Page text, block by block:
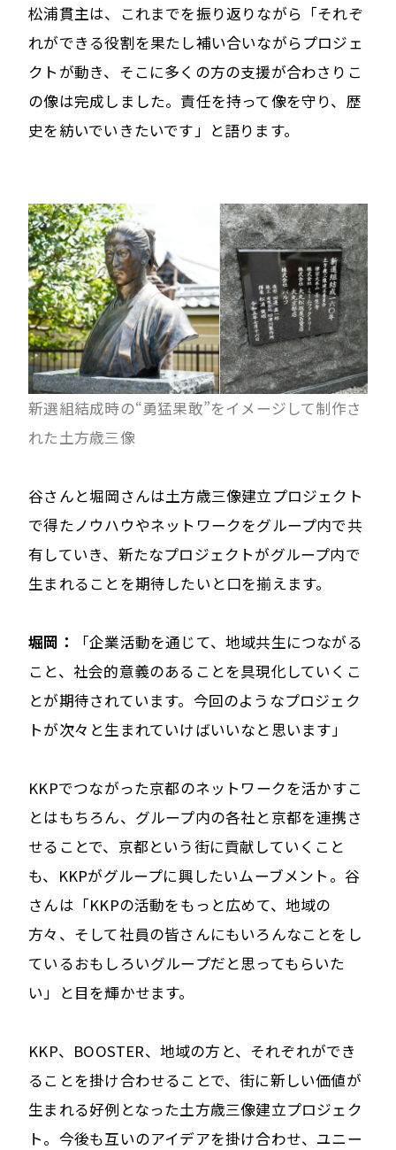
松浦貫主は、これまでを振り返りながら「それぞ
れができる役割を果たし補い合いながらプロジェ
クトが動き、そこに多くの方の支援が合わさりこ
の像は完成しました。責任を持って像を守り、歴
史を紡いでいきたいです」と語ります。
新選組結成時の“勇猛果敢”をイメージして制作さ
れた土方歳三像
谷さんと堀岡さんは土方歳三像建立プロジェクト
で得たノウハウやネットワークをグループ内で共
有していき、新たなプロジェクトがグループ内で
生まれることを期待したいと口を揃えます。
堀岡：
「企業活動を通じて、地域共生につながる
こと、社会的意義のあることを具現化していくこ
とが期待されています。今回のようなプロジェク
トが次々と生まれていけばいいなと思います」
KKPでつながった京都のネットワークを活かすこ
とはもちろん、グループ内の各社と京都を連携さ
せることで、京都という街に貢献していくこと
も、KKPがグループに興したいムーブメント。谷
さんは「KKPの活動をもっと広めて、地域の
方々、そして社員の皆さんにもいろんなことをし
ているおもしろいグループだと思ってもらいた
い」と目を輝かせます。
KKP、BOOSTER、地域の方と、それぞれができ
ることを掛け合わせることで、街に新しい価値が
生まれる好例となった土方歳三像建立プロジェク
ト。今後も互いのアイデアを掛け合わせ、ユニー